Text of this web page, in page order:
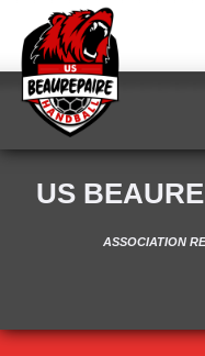
US
ASSOCIATION
Panneau de gestion des